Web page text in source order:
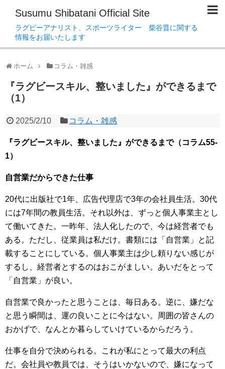
Susumu Shibatani Official Site
ラグビーアナリスト、スポーツライター 柴谷晋に関する
情報をお届いたします
ホーム コラム・雑感
『ラグビースキル、整いました』ができるまで
（1）
2025/2/10 コラム・雑感
『ラグビースキル、整いました』ができるまで（コラム55-
1）
自営業だからできた仕事
20代に出版社で1年、広告代理店で3年の会社員生活。30代
には7年間の教員生活。それ以外は、ずっと個人事業主とし
て働いてきた。一昨年、法人化したので、今は経営者でも
ある。ただし、従業員は私だけ。書類には「自営業」と記
載することにしている。個人事業主は少し頼りない感じが
するし、経営者とするのはおこがましい。あいだをとって
「自営業」が良い。
自営業で良かったと思うことは、毎日ある。逆に、嫌だな
と思う瞬間は、運の良いことに今はない。周囲の皆さんの
おかげで、なんとか暮らしていけているからだろう。
仕事を自分で決められる。これが私にとって最大の利点
だ。会社員や教員では、そうはいかないので、嫌になって